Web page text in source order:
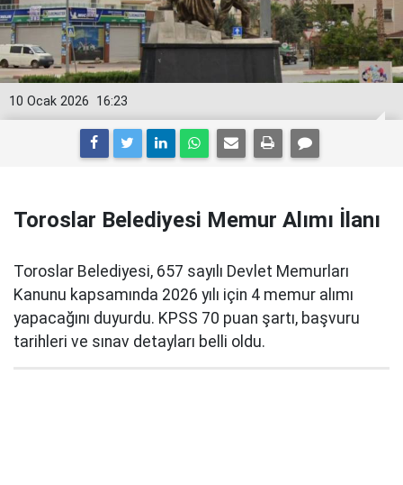
16:23
10 Ocak 2026
Toroslar Belediyesi Memur Alımı İlanı
Toroslar Belediyesi, 657 sayılı Devlet Memurları
Kanunu kapsamında 2026 yılı için 4 memur alımı
yapacağını duyurdu. KPSS 70 puan şartı, başvuru
tarihleri ve sınav detayları belli oldu.